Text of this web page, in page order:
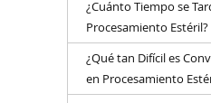
¿Cuánto Tiempo se
Procesamiento Estéril?
¿Qué tan Difícil es
en Procesamiento